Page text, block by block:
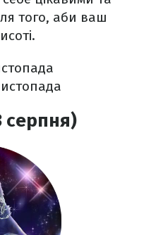
того, аби ваш
серпня)